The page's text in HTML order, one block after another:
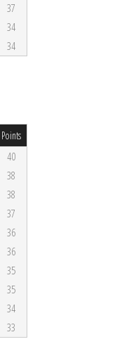
37
34
34
Points
40
38
38
37
36
36
35
35
34
33